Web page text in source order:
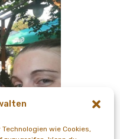
wie Cookies,